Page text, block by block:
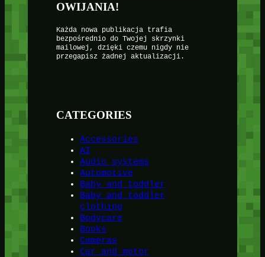
OWIJANIA!
Każda nowa publikacja trafia
bezpośrednio do Twojej skrzynki
mailowej, dzięki czemu nigdy nie
przegapisz żadnej aktualizacji.
CATEGORIES
Accessories
AI
Audio systems
Automotive
Baby and toddler
Baby and toddler
clothing
Bodycare
Books
Cameras
Car and motor